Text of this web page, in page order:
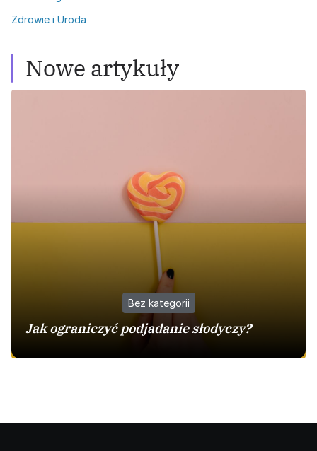
Zdrowie i Uroda
Nowe artykuły
Bez kategorii
Jak ograniczyć podjadanie słodyczy?